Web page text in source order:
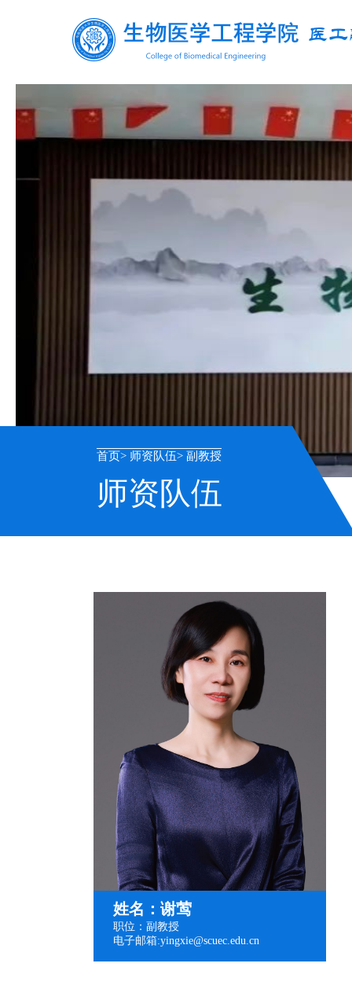
首页 师资队伍 副教授
师资队伍
姓名：谢莺
职位：副教授
电子邮箱:yingxie@scuec.edu.cn